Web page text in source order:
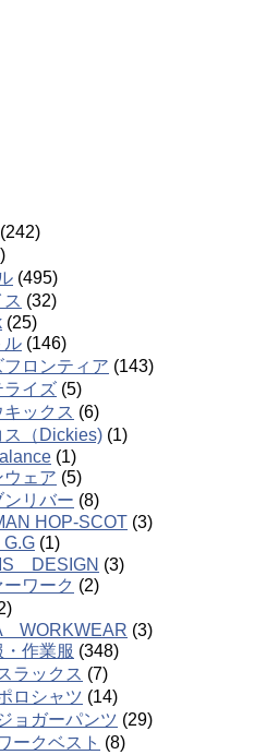
(242)
(495)
(32)
(25)
ル (146)
フロンティア (143)
ライズ (5)
ックス (6)
ス（Dickies) (1)
(1)
ウェア (5)
ンリバー (8)
HOP-SCOT (3)
(1)
DESIGN (3)
ーワーク (2)
WORKWEAR (3)
・作業服 (348)
ラックス (7)
ロシャツ (14)
ョガーパンツ (29)
ークベスト (8)